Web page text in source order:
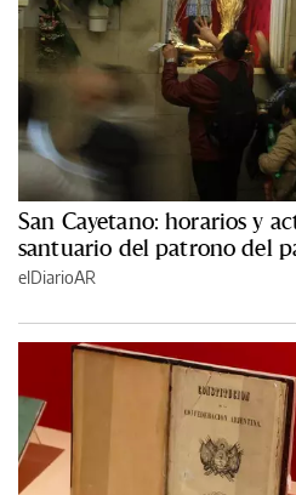
San Cayetano: horarios y
santuario del patrono del
elDiarioAR